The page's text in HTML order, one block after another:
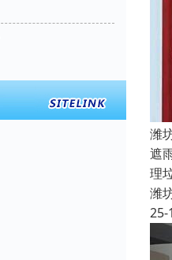
潍
遮
理
潍
25-